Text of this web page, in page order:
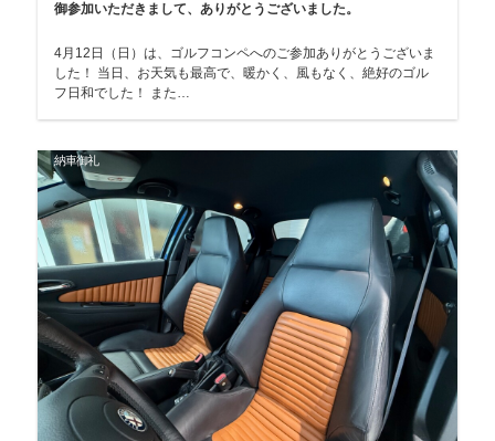
御参加いただきまして、ありがとうございました。
4月12日（日）は、ゴルフコンペへのご参加ありがとうございま
した！ 当日、お天気も最高で、暖かく、風もなく、絶好のゴル
フ日和でした！ また…
納車御礼